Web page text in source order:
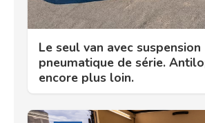
Le seul van avec suspension
pneumatique de série.
encore plus loin.